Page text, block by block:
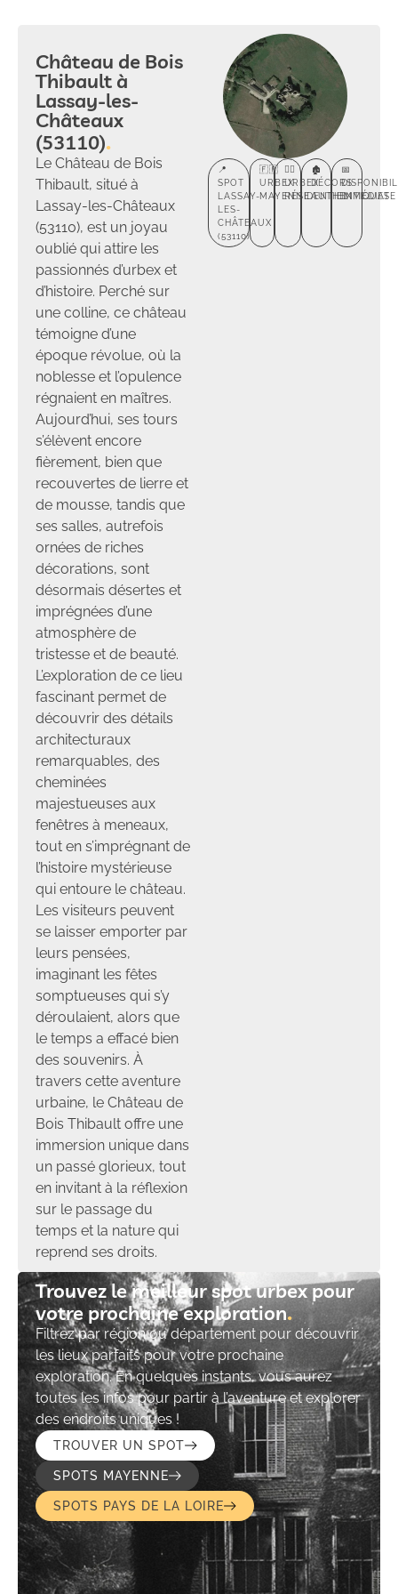
Château de Bois
Thibault à
Lassay-les-
Châteaux
(53110)
Le Château de Bois
Thibault, situé à
Lassay-les-Châteaux
(53110), est un joyau
oublié qui attire les
passionnés d’urbex et
d’histoire. Perché sur
une colline, ce château
témoigne d’une
époque révolue, où la
noblesse et l’opulence
régnaient en maîtres.
Aujourd’hui, ses tours
s’élèvent encore
fièrement, bien que
recouvertes de lierre et
de mousse, tandis que
ses salles, autrefois
ornées de riches
décorations, sont
désormais désertes et
imprégnées d’une
atmosphère de
tristesse et de beauté.
L’exploration de ce lieu
fascinant permet de
découvrir des détails
architecturaux
remarquables, des
cheminées
majestueuses aux
fenêtres à meneaux,
tout en s’imprégnant de
l’histoire mystérieuse
qui entoure le château.
Les visiteurs peuvent
se laisser emporter par
leurs pensées,
imaginant les fêtes
somptueuses qui s’y
déroulaient, alors que
le temps a effacé bien
des souvenirs. À
travers cette aventure
urbaine, le Château de
Bois Thibault offre une
immersion unique dans
un passé glorieux, tout
en invitant à la réflexion
sur le passage du
temps et la nature qui
reprend ses droits.
📍
SPOT
LASSAY-
LES-
CHÂTEAUX
(53110)
🇫🇷
URBEX
MAYENNE
🕵️‍♂️
URBEX
RÉSIDENTIEL
🏚️
DÉCORS
AUTHENTIQUES
📅
IMMÉDIATE
Trouvez le meilleur spot urbex pour
votre prochaine exploration​
Filtrez par région ou département pour découvrir
les lieux parfaits pour votre prochaine
exploration. En quelques instants, vous aurez
toutes les infos pour partir à l’aventure et explorer
des endroits uniques !
TROUVER UN SPOT
SPOTS MAYENNE
SPOTS PAYS DE LA LOIRE